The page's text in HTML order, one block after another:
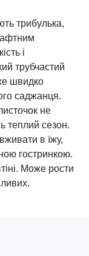
трибулька,
і
трубчастий
швидко
саджанця.
не
теплий сезон.
в їжу,
гостринкою.
Може рости